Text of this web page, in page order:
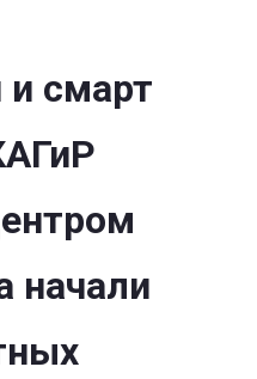
смарт
начали